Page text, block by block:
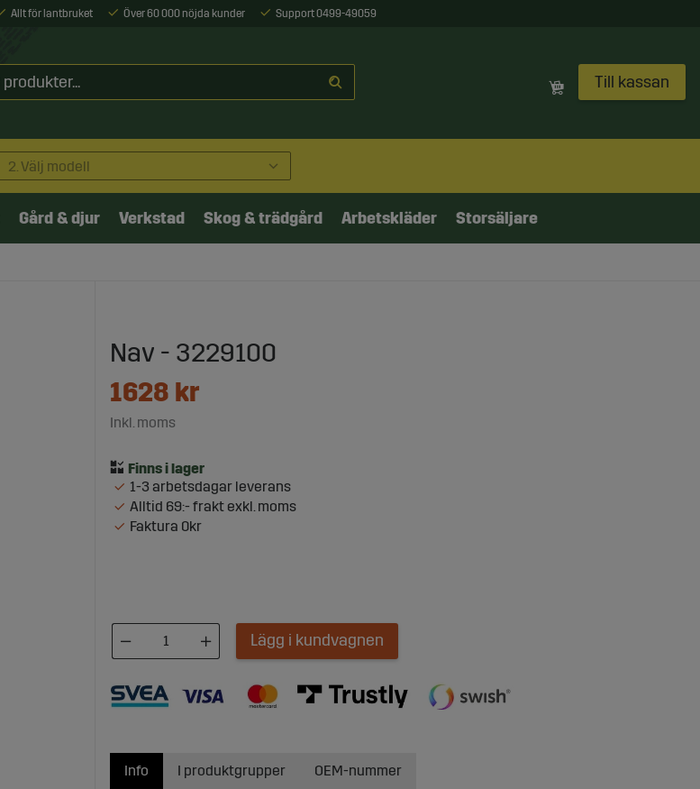
Allt för lantbruket Över 60 000 nöjda kunder Support 0499-49059
Till kassan
2. Välj modell
Gård & djur Verkstad Skog & trädgård Arbetskläder Storsäljare
Nav - 3229100
1628 kr
Inkl. moms
1-3 arbetsdagar leverans
Alltid 69:- frakt exkl. moms
Faktura 0kr
Lägg i kundvagnen
Info I produktgrupper OEM-nummer